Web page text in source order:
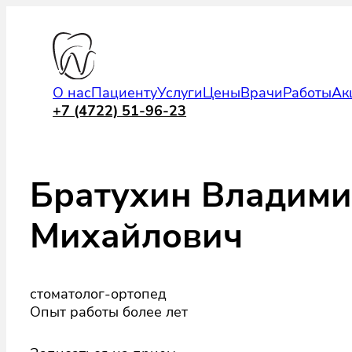
О насПациентуУслугиЦеныВрачиРаботы
+7 (4722) 51-96-23
Братухин
Михайлович
стоматолог-ортопед
Опыт работы более лет